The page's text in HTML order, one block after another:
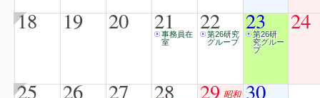
18 19 20 21
事務員在
室
22
第26研究
グループ
23
第26研
究グルー
プ
24
25 26 27 28 29 昭和 30